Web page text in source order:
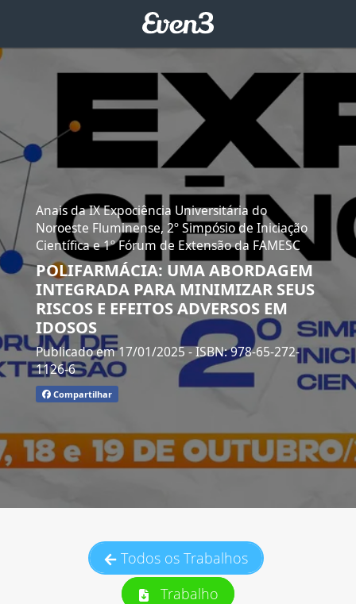
Anais da IX Expociência Universitária do
Noroeste Fluminense, 2º Simpósio de Iniciação
Científica e 1º Fórum de Extensão da FAMESC
POLIFARMÁCIA: UMA ABORDAGEM
INTEGRADA PARA MINIMIZAR SEUS
RISCOS E EFEITOS ADVERSOS EM
IDOSOS
Publicado em 17/01/2025- ISBN: 978-65-272-
1126-6
Compartilhar
Todos os Trabalhos
Trabalho